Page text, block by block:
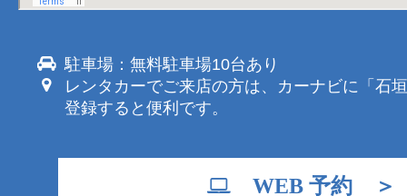
駐車場：無料駐車場10台あり
レンタカーでご来店の方は、カーナビに「石
登録すると便利です。
WEB 予約 ＞